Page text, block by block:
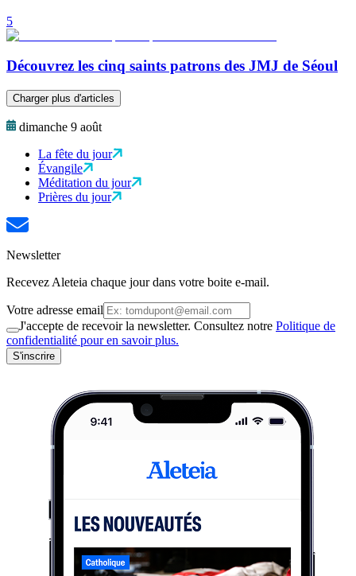
5
Découvrez les cinq saints patrons des JMJ de Séoul
Charger plus d'articles
dimanche 9 août
La fête du jour
Évangile
Méditation du jour
Prières du jour
Newsletter
Recevez Aleteia chaque jour dans votre boite e-mail.
Votre adresse email
J'accepte de recevoir la newsletter. Consultez notre Politique de
confidentialité pour en savoir plus.
S'inscrire